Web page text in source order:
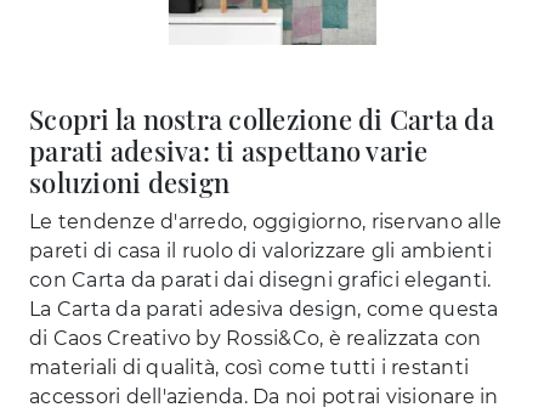
Scopri la nostra collezione di Carta da
parati adesiva: ti aspettano varie
soluzioni design
Le tendenze d'arredo, oggigiorno, riservano alle
pareti di casa il ruolo di valorizzare gli ambienti
con Carta da parati dai disegni grafici eleganti.
La Carta da parati adesiva design, come questa
di Caos Creativo by Rossi&Co, è realizzata con
materiali di qualità, così come tutti i restanti
accessori dell'azienda. Da noi potrai visionare in